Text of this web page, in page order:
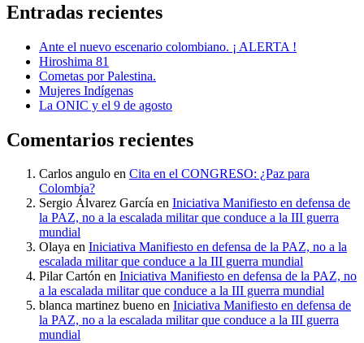
Entradas recientes
Ante el nuevo escenario colombiano. ¡ ALERTA !
Hiroshima 81
Cometas por Palestina.
Mujeres Indígenas
La ONIC y el 9 de agosto
Comentarios recientes
Carlos angulo en Cita en el CONGRESO: ¿Paz para
Colombia?
Sergio Álvarez García en Iniciativa Manifiesto en defensa de
la PAZ, no a la escalada militar que conduce a la III guerra
mundial
Olaya en Iniciativa Manifiesto en defensa de la PAZ, no a la
escalada militar que conduce a la III guerra mundial
Pilar Cartón en Iniciativa Manifiesto en defensa de la PAZ, no
a la escalada militar que conduce a la III guerra mundial
blanca martinez bueno en Iniciativa Manifiesto en defensa de
la PAZ, no a la escalada militar que conduce a la III guerra
mundial